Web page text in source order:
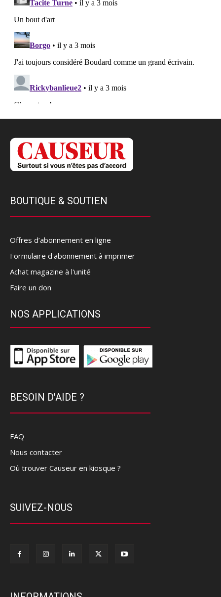
BOUTIQUE & SOUTIEN
Offres d’abonnement en ligne
Formulaire d'abonnement à imprimer
Achat magazine à l'unité
Faire un don
NOS APPLICATIONS
BESOIN D'AIDE ?
FAQ
Nous contacter
Où trouver Causeur en kiosque ?
SUIVEZ-NOUS